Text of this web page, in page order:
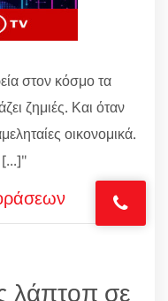
στον κόσμο τα
ζημιές. Και όταν
οικονομικά.
λάπτοπ σε